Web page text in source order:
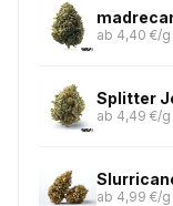
ab 4,40 €/g
Splitter
ab 4,49 €/g
ab 4,99 €/g